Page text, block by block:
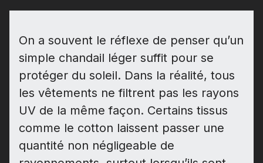
On a souvent le réflexe de penser qu’un
simple chandail léger suffit pour se
protéger du soleil. Dans la réalité, tous
les vêtements ne filtrent pas les rayons
UV de la même façon. Certains tissus
comme le cotton laissent passer une
quantité non négligeable de